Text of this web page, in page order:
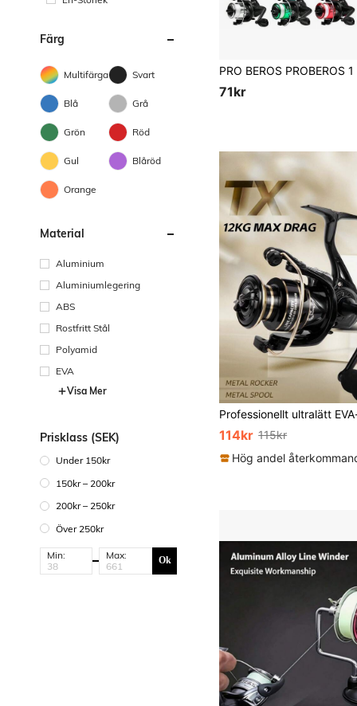
Färg
Multifärgad Svart
Blå Grå
Grön Röd
Gul Blåröd
Orange
Material
Aluminium
Aluminiumlegering
ABS
Rostfritt Stål
Polyamid
EVA
Visa Mer
Prisklass (SEK)
Under 150kr
150kr – 200kr
200kr – 250kr
Över 250kr
Min: Max: Ok
71kr
114kr 115kr